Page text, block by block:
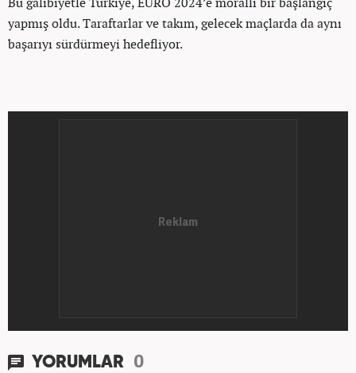
yapmış oldu. Taraftarlar ve takım, gelecek maçlarda da aynı
başarıyı sürdürmeyi hedefliyor.
YORUMLAR 0